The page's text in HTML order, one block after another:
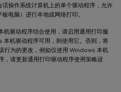
操作系统计算机上的单个驱动程序，允许
电脑）进行本地或网络打印。
驱动程序结合使用，请启用通用打印服
机驱动程序可用，则使用它。否则，将
行为的更改，例如仅使用 Windows 本机
，请更新通用打印驱动程序使用策略设